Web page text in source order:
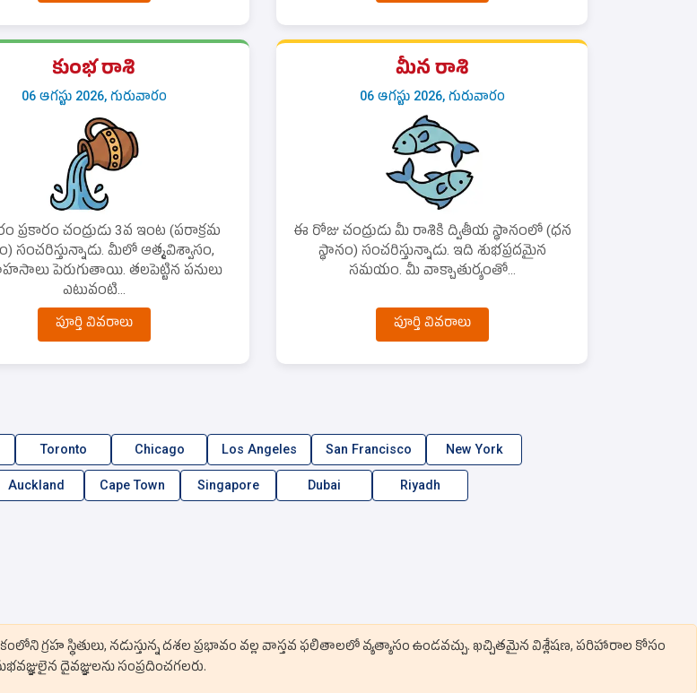
కుంభ రాశి
06 ఆగస్టు 2026, గురువారం
ప్రకారం చంద్రుడు 3వ ఇంట (పరాక్రమ
సంచరిస్తున్నాడు. మీలో ఆత్మవిశ్వాసం,
పెరుగుతాయి. తలపెట్టిన పనులు
ఎటువంటి...
పూర్తి వివరాలు
మీన రాశి
06 ఆగస్టు 2026, గురువారం
ఈ రోజు చంద్రుడు మీ రాశికి ద్వితీయ స్థానంలో (ధన
స్థానం) సంచరిస్తున్నాడు. ఇది శుభప్రదమైన
సమయం. మీ వాక్చాతుర్యంతో...
పూర్తి వివరాలు
Toronto Chicago Los Angeles San Francisco New York
Auckland Cape Town Singapore Dubai Riyadh
గ్రహ స్థితులు, నడుస్తున్న దశల ప్రభావం వల్ల వాస్తవ ఫలితాలలో వ్యత్యాసం ఉండవచ్చు. ఖచ్చితమైన విశ్లేషణ, పరిహారాల కోసం
దైవజ్ఞులను సంప్రదించగలరు.